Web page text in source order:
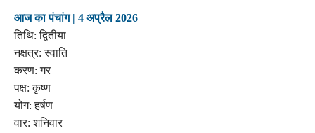
आज का पंचांग | 4 अप्रैल 2026
तिथि: द्वितीया
नक्षत्र: स्वाति
करण: गर
पक्ष: कृष्ण
योग: हर्षण
वार: शनिवार